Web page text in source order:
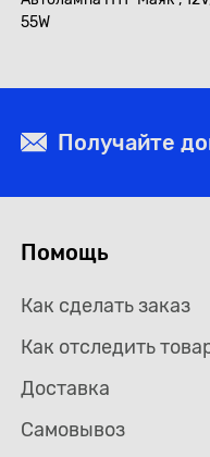
55W
Получайте
Помощь
Как сделать заказ
Как отследить
Доставка
Самовывоз